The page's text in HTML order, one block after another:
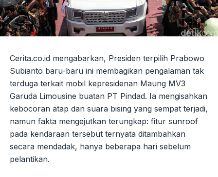
Cerita.co.id mengabarkan, Presiden terpilih Prabowo
Subianto baru-baru ini membagikan pengalaman tak
terduga terkait mobil kepresidenan Maung MV3
Garuda Limousine buatan PT Pindad. Ia mengisahkan
kebocoran atap dan suara bising yang sempat terjadi,
namun fakta mengejutkan terungkap: fitur sunroof
pada kendaraan tersebut ternyata ditambahkan
secara mendadak, hanya beberapa hari sebelum
pelantikan.